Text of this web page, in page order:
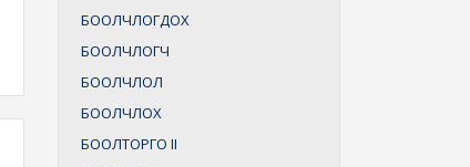
БООЛЧЛОГДОХ
БООЛЧЛОГЧ
БООЛЧЛОЛ
БООЛЧЛОХ
БООЛТОРГО II